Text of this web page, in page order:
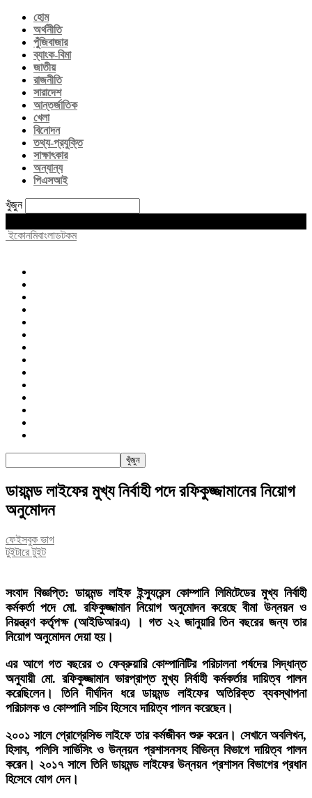
হোম
অর্থনীতি
পুঁজিবাজার
ব্যাংক-বিমা
জাতীয়
রাজনীতি
সারাদেশ
আন্তর্জাতিক
খেলা
বিনোদন
তথ্য-প্রযুক্তি
সাক্ষাৎকার
অন্যান্য
পিএসআই
খুঁজুন
ইকোনমিবাংলাডটকম
ডায়মন্ড লাইফের মুখ্য নির্বাহী পদে রফিকুজ্জামানের নিয়োগ
অনুমোদন
ফেইসবুক ভাগ
টুইটারে টুইট
সংবাদ বিজ্ঞপ্তি: ডায়মন্ড লাইফ ইন্স্যুরেন্স কোম্পানি লিমিটেডের মুখ্য নির্বাহী
কর্মকর্তা পদে মো. রফিকুজ্জামান নিয়োগ অনুমোদন করেছে বীমা উন্নয়ন ও
নিয়ন্ত্রণ কর্তৃপক্ষ (আইডিআরএ) । গত ২২ জানুয়ারি তিন বছরের জন্য তার
নিয়োগ অনুমোদন দেয়া হয়।
এর আগে গত বছরের ৩ ফেব্রুয়ারি কোম্পানিটির পরিচালনা পর্ষদের সিদ্ধান্ত
অনুযায়ী মো. রফিকুজ্জামান ভারপ্রাপ্ত মুখ্য নির্বাহী কর্মকর্তার দায়িত্ব পালন
করেছিলেন। তিনি দীর্ঘদিন ধরে ডায়মন্ড লাইফের অতিরিক্ত ব্যবস্থাপনা
পরিচালক ও কোম্পানি সচিব হিসেবে দায়িত্ব পালন করেছেন।
২০০১ সালে প্রোগ্রেসিভ লাইফে তার কর্মজীবন শুরু করেন। সেখানে অবলিখন,
হিসাব, পলিসি সার্ভিসিং ও উন্নয়ন প্রশাসনসহ বিভিন্ন বিভাগে দায়িত্ব পালন
করেন। ২০১৭ সালে তিনি ডায়মন্ড লাইফের উন্নয়ন প্রশাসন বিভাগের প্রধান
হিসেবে যোগ দেন।